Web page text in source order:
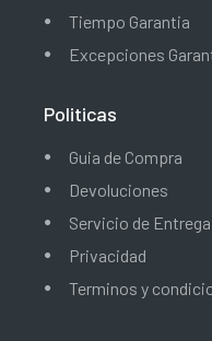
Tiempo Garantia
Excepciones
Politicas
Guia de Compra
Devoluciones
Servicio de Entrega
Privacidad
Terminos y